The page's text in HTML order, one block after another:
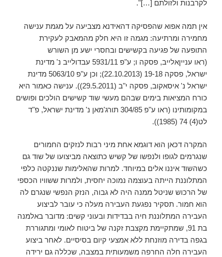
לקרבנות ולזולתם […]".
אין תמה אפוא שהפסיקה דהאידנא מצביעה על מגמת ענישה
מחמירה ומרתיעה: מגמה זו היא חלק מהמאבק לעקירת
התופעה של פגיעה בקשישים ובחסרי ישע מן השורש
(ראו ענייןאלייב, פסקה ו; ע"פ 5931/11 עבדולייב נ' מדינת
ישראל, פסקה 19-18 (22.10.2013); וכן ע"פ 5063/10 מדינת
ישראל נ' איסאקוב, פסקה י"ב (29.5.2011)). ענישה כאמור היא
כורח המציאות בימים שבהם מעשי שוד קשישים הולכים ופושים
במקומותינו (ראו ע"פ 304/85 תורג'מאן נ' מדינת ישראל, פ"ד
לט(4) 74 (1985)).
המקרה דכאן הוא דוגמא אחת מיני רבות לנזקים החמורים
שנגרמים לגופו ולנפשו של קשיש כתוצאה מביצועו של שוד גם
כשהשוד איננו אלים במיוחד. למרות שהאלימות שננקטה כלפי
המתלוננת הייתה בעוצמה נמוכה יחסית, ולמרות ששוויו הכספי
של הרכוש שניטל ממנה היה לא גבוה, הנזק הנפשי שנגרם לה
הוא חמור. תסקיר נפגעת העבירה מעלה כי עובר לביצוע
העבירה המתלוננת חיה בבדידות ובעוני קשים: מדובר באלמנה
בת 91, שמתקיימת מקצבת זקנה של ביטוח לאומי ומתגוררת
בגפה בדירה מוזנחת ללא אמצעי קיום בסיסיים. לאחר ביצוע
העבירה חלה החרפה משמעותית במצבה, שכללה גם ירידה